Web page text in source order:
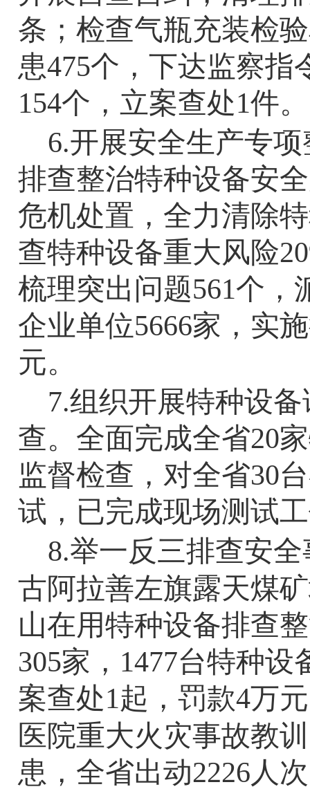
条；检查气瓶充装检
患475个，下达监察指
154个，立案查处1件。
6.开展安全生产专
排查整治特种设备安
危机处置，全力清除
查特种设备重大风险
梳理突出问题561个，
企业单位5666家，实
元。
7.组织开展特种设
查。全面完成全省20
监督检查，对全省30
试，已完成现场测试
8.举一反三排查安
古阿拉善左旗露天煤
山在用特种设备排查
305家， 1477台特种设
案查处1起，罚款4万
医院重大火灾事故教
患，全省出动2226人